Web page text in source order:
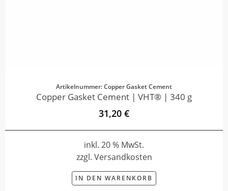
Artikelnummer: Copper Gasket Cement
Copper Gasket Cement | VHT® | 340 g
31,20 €
inkl. 20 % MwSt.
zzgl. Versandkosten
IN DEN WARENKORB